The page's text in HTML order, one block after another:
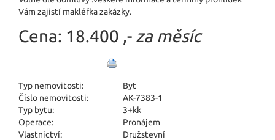
Vám zajistí makléřka zakázky.
Cena: 18.400 ,- za měsíc
Typ nemovitosti:
Byt
Číslo nemovitosti:
AK-7383-1
Typ bytu:
3+kk
Operace:
Pronájem
Vlastnictví:
Družstevní